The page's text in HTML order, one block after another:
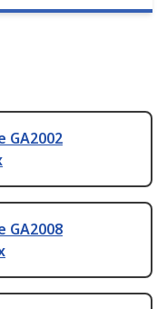
GA2002
GA2008